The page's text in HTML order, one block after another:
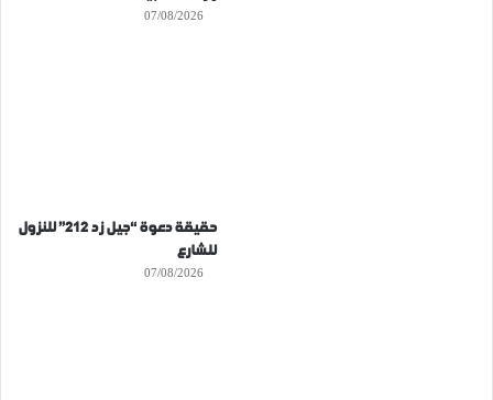
07/08/2026
حقيقة دعوة “جيل زد 212” للنزول
للشارع
07/08/2026